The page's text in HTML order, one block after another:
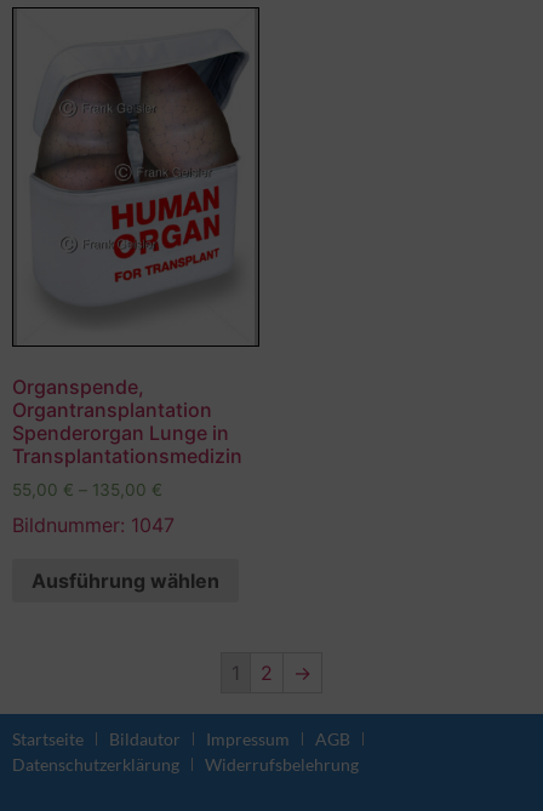
Organspende,
Organtransplantation
Spenderorgan Lunge in
Transplantationsmedizin
55,00 € – 135,00 €
Bildnummer: 1047
Ausführung wählen
1 2 →
Startseite Bildautor Impressum
AGB
Datenschutzerklärung
Widerrufsbelehrung